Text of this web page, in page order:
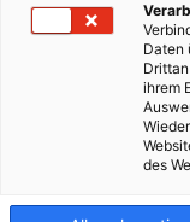
Daten
ihrem
des